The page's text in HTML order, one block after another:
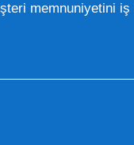
memnuniyetini